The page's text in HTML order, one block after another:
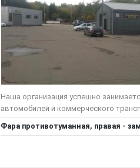
Наша организация успешно
автомобилей и коммерческого
Фара противотуманная, правая -